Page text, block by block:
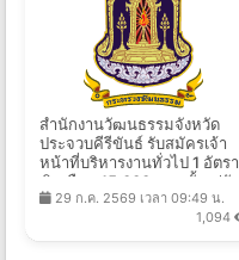
สำนักงานวัฒนธรรมจังหวัด
ประจวบคีรีขันธ์ รับสมัครเจ้า
หน้าที่บริหารงานทั่วไป 1 อัตรา
เงินเดือน 15,000 บาท ตั้งแต่วัน
ที่ 27 ก.ค. - 13 ส.ค. 2569
29 ก.ค. 2569 เวลา 09:49 น.
1,094